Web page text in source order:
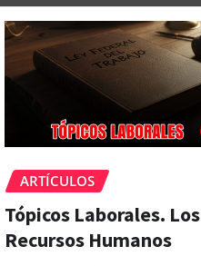
ARTÍCULOS
Tópicos Laborales. Los
Recursos Humanos